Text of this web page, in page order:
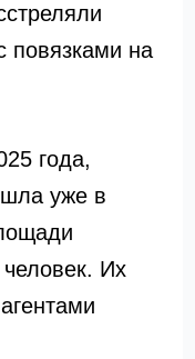
повязками на
года,
уже в
Их